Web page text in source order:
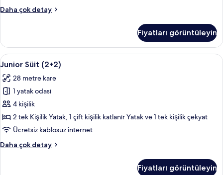
Daha çok detay
Junior
daha
fazla
detay
Fiyatları görüntüleyin
Junior
Süit
(2+2)
için
tüm
fotoğrafları
görün
14
Junior Süit (2+2)
28 metre kare
1 yatak odası
4 kişilik
2 tek Kişilik Yatak, 1 çift kişilik katlanır Yatak ve 1 tek kişilik çekyat
Ücretsiz kablosuz internet
Daha çok detay
Junior
Fiyatları görüntüleyin